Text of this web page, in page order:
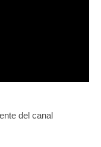
del canal